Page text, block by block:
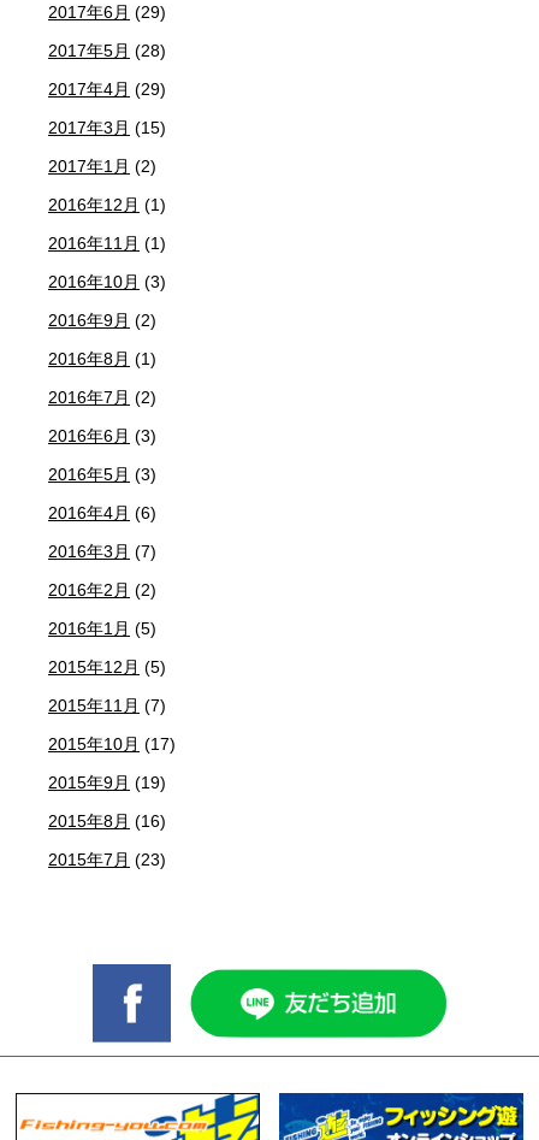
2017年6月 (29)
2017年5月 (28)
2017年4月 (29)
2017年3月 (15)
2017年1月 (2)
2016年12月 (1)
2016年11月 (1)
2016年10月 (3)
2016年9月 (2)
2016年8月 (1)
2016年7月 (2)
2016年6月 (3)
2016年5月 (3)
2016年4月 (6)
2016年3月 (7)
2016年2月 (2)
2016年1月 (5)
2015年12月 (5)
2015年11月 (7)
2015年10月 (17)
2015年9月 (19)
2015年8月 (16)
2015年7月 (23)